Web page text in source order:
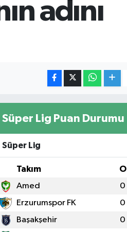
%48
adını
Süper Lig Puan Durumu
Süper Lig
Takım O
Amed 0
Erzurumspor FK 0
Başakşehir 0